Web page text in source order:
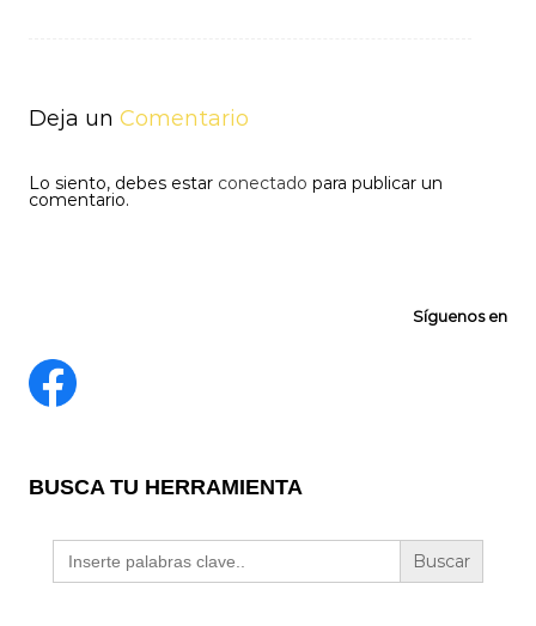
Deja un Comentario
Lo siento, debes estar conectado para publicar un
comentario.
Síguenos en
BUSCA TU HERRAMIENTA
Buscar: